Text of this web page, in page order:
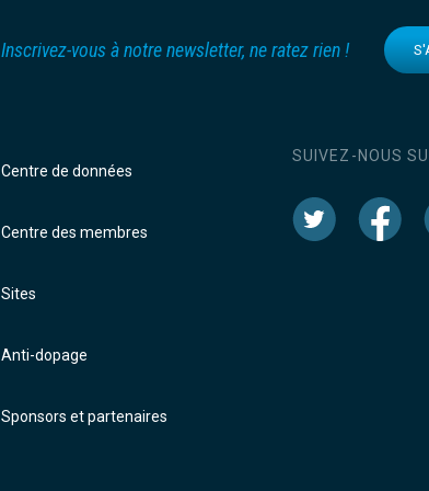
Inscrivez-vous à notre newsletter, ne ratez rien !
Centre de données
Centre des membres
Sites
Anti-dopage
Sponsors et partenaires
SUIVEZ-NOUS